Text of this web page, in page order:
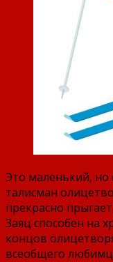
Это маленький, но
талисман
прекрасно
Заяц способен на
концов
всеобщего